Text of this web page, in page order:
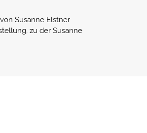
Susanne Elstner
zu der Susanne